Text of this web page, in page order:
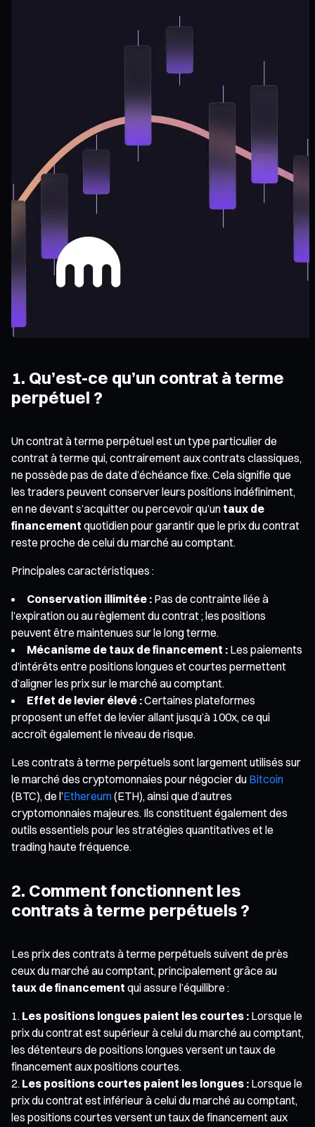
1. Qu’est-ce qu’un contrat à terme
perpétuel ?
Un contrat à terme perpétuel est un type particulier de
contrat à terme qui, contrairement aux contrats classiques,
ne possède pas de date d’échéance fixe. Cela signifie que
les traders peuvent conserver leurs positions indéfiniment,
en ne devant s’acquitter ou percevoir qu’un taux de
financement quotidien pour garantir que le prix du contrat
reste proche de celui du marché au comptant.
Principales caractéristiques :
Conservation illimitée : Pas de contrainte liée à
l’expiration ou au règlement du contrat ; les positions
peuvent être maintenues sur le long terme.
Mécanisme de taux de financement : Les paiements
d’intérêts entre positions longues et courtes permettent
d’aligner les prix sur le marché au comptant.
Effet de levier élevé :Certaines plateformes
proposent un effet de levier allant jusqu’à 100x, ce qui
accroît également le niveau de risque.
Les contrats à terme perpétuels sont largement utilisés sur
le marché des cryptomonnaies pour négocier du Bitcoin
(BTC), de l’Ethereum(ETH), ainsi que d’autres
cryptomonnaies majeures. Ils constituent également des
outils essentiels pour les stratégies quantitatives et le
trading haute fréquence.
2. Comment fonctionnent les
contrats à terme perpétuels ?
Les prix des contrats à terme perpétuels suivent de près
ceux du marché au comptant, principalement grâce au
taux de financement qui assure l’équilibre :
Les positions longues paient les courtes : Lorsque le
prix du contrat est supérieur à celui du marché au comptant,
les détenteurs de positions longues versent un taux de
financement aux positions courtes.
Les positions courtes paient les longues : Lorsque le
prix du contrat est inférieur à celui du marché au comptant,
les positions courtes versent un taux de financement aux